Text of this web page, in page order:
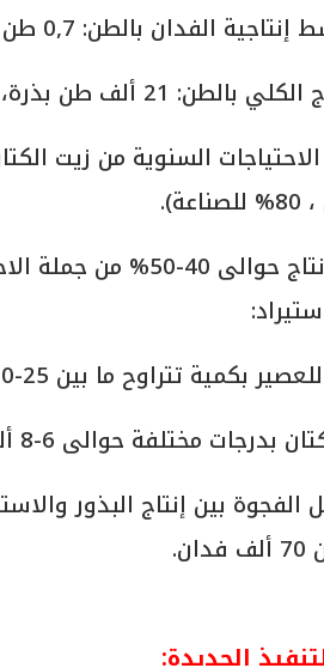
بالطن: 0,7 طن بذرة للفدان، و0,5 طن ألياف للفدان.
21 ألف طن بذرة، 15 ألف طن ألياف.
* يتم إنتاج حوالى
بكمية تتراوح ما بين 25-30 ألف طن سنويا.
مختلفة حوالى 6-8 ألف طن سنويا.
الفجوة بين إنتاج البذور
الجديدة: